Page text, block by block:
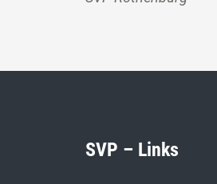
SVP – Links